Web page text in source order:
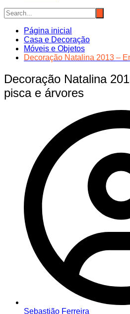
Página inicial
Casa e Decoração
Móveis e Objetos
Decoração Natalina 2013 –
Decoração Natalina
pisca e árvores
Sebastião Ferreira